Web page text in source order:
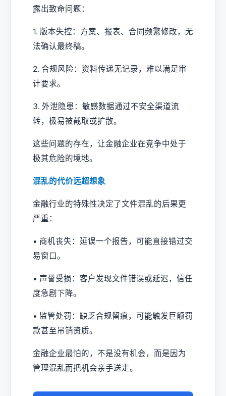
露出致命问题：
1. 版本失控：方案、报表、合同频繁修改，无
法确认最终稿。
2. 合规风险：资料传递无记录，难以满足审
计要求。
3. 外泄隐患：敏感数据通过不安全渠道流
转，极易被截取或扩散。
这些问题的存在，让金融企业在竞争中处于
极其危险的境地。
混乱的代价远超想象
金融行业的特殊性决定了文件混乱的后果更
严重：
• 商机丧失：延误一个报告，可能直接错过交
易窗口。
• 声誉受损：客户发现文件错误或延迟，信任
度急剧下降。
• 监管处罚：缺乏合规留痕，可能触发巨额罚
款甚至吊销资质。
金融企业最怕的，不是没有机会，而是因为
管理混乱而把机会亲手送走。